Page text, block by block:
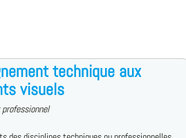
technique aux
visuels